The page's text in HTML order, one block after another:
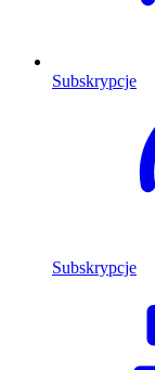
Subskrypcje
Subskrypcje